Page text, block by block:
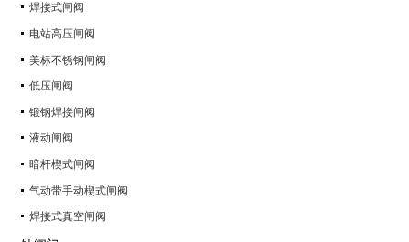
焊接式闸阀
电站高压闸阀
美标不锈钢闸阀
低压闸阀
锻钢焊接闸阀
液动闸阀
暗杆楔式闸阀
气动带手动楔式闸阀
焊接式真空闸阀